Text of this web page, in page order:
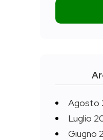
Agosto
Luglio
Giugno